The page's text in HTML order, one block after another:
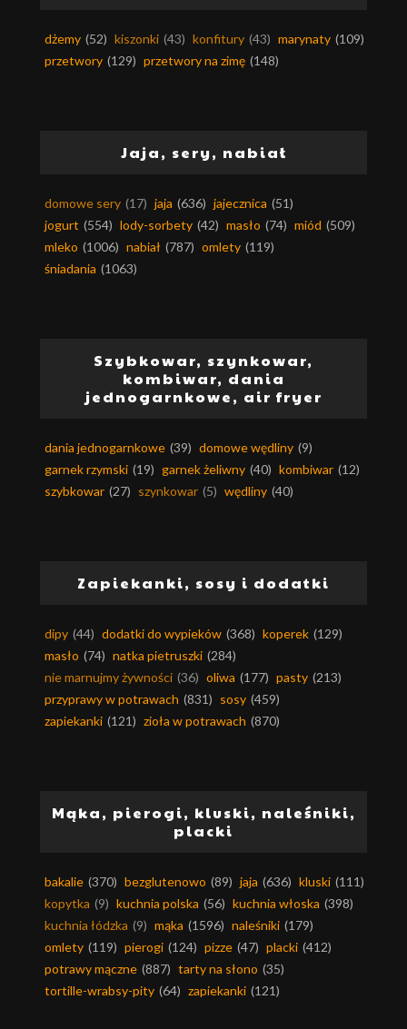
dżemy (52) kiszonki (43) konfitury (43) marynaty (109)
przetwory (129) przetwory na zimę (148)
Jaja, sery, nabiał
domowe sery (17) jaja (636) jajecznica (51)
jogurt (554) lody-sorbety (42) masło (74) miód (509)
mleko (1006) nabiał (787) omlety (119)
śniadania (1063)
Szybkowar, szynkowar,
kombiwar, dania
jednogarnkowe, air fryer
dania jednogarnkowe (39) domowe wędliny (9)
garnek rzymski (19) garnek żeliwny (40) kombiwar (12)
szybkowar (27) szynkowar (5) wędliny (40)
Zapiekanki, sosy i dodatki
dipy (44) dodatki do wypieków (368) koperek (129)
masło (74) natka pietruszki (284)
nie marnujmy żywności (36) oliwa (177) pasty (213)
przyprawy w potrawach (831) sosy (459)
zapiekanki (121) zioła w potrawach (870)
Mąka, pierogi, kluski, naleśniki,
placki
bakalie (370) bezglutenowo (89) jaja (636) kluski (111)
kopytka (9) kuchnia polska (56) kuchnia włoska (398)
kuchnia łódzka (9) mąka (1596) naleśniki (179)
omlety (119) pierogi (124) pizze (47) placki (412)
potrawy mączne (887) tarty na słono (35)
tortille-wrabsy-pity (64) zapiekanki (121)